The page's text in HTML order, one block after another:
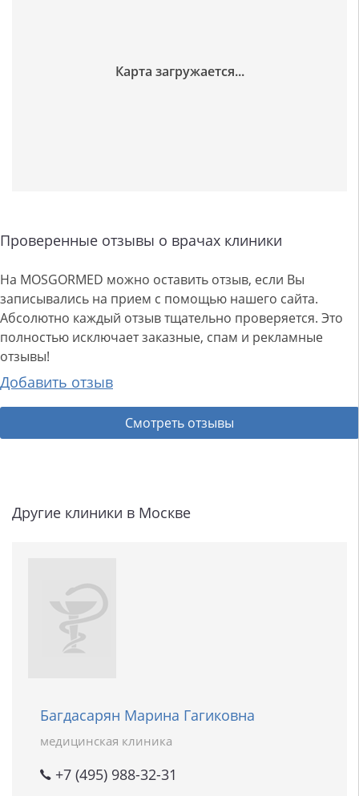
Проверенные отзывы о врачах клиники
На MOSGORMED можно оставить отзыв, если Вы
записывались на прием с помощью нашего сайта.
Абсолютно каждый отзыв тщательно проверяется. Это
полностью исключает заказные, спам и рекламные
отзывы!
Добавить отзыв
Смотреть отзывы
Другие клиники в Москве
Багдасарян Марина Гагиковна
медицинская клиника
+7 (495) 988-32-31